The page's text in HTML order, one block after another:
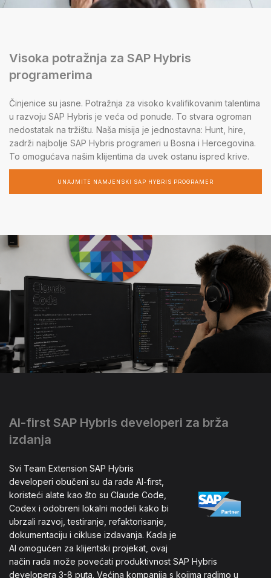
Visoka potražnja za SAP Hybris
programerima
Činjenice su jasne. Potražnja za visoko kvalifikovanim talentima
u razvoju SAP Hybris je veća od ponude. To stvara ogroman
nedostatak na tržištu. Naša misija je jednostavna: Hunt, hire,
zadrži najbolje SAP Hybris programeri u Bosna i Hercegovina.
To omogućava našim klijentima da uvek ostanu ispred krive.
UNAJMITE NAMJENSKI SAP HYBRIS PROGRAMER
AI-first SAP Hybris developeri za brža
izdanja
Svi Team Extension SAP Hybris
developeri obučeni su da rade AI-first,
koristeći alate kao što su Claude Code,
Codex i odobreni lokalni modeli kako bi
ubrzali razvoj, testiranje, refaktorisanje,
dokumentaciju i cikluse izdavanja. Kada je
AI omogućen za klijentski projekat, ovaj
način rada može povećati produktivnost SAP Hybris
developera 3-8 puta. Većina kompanija s kojima radimo u